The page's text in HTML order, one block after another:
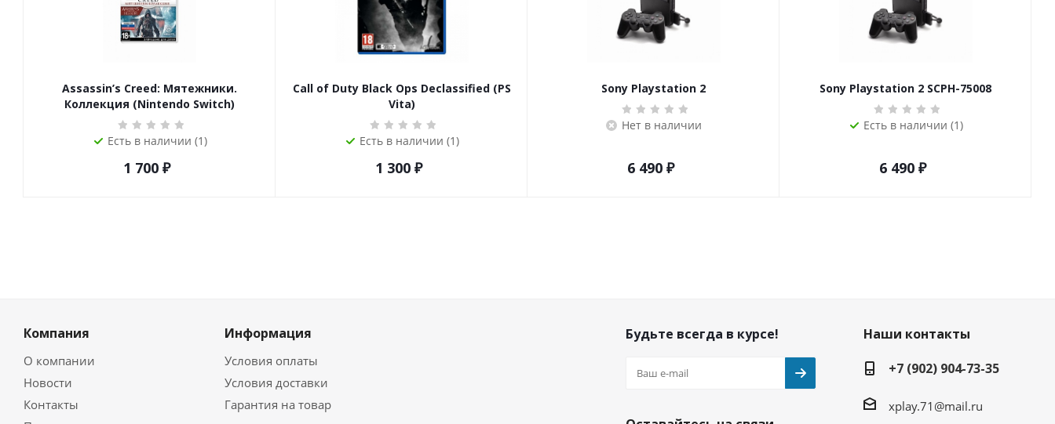
Assassin’s Creed: Мятежники.
Коллекция (Nintendo Switch)
Есть в наличии (1)
1 700 ₽
Call of Duty Black Ops Declassified (PS
Vita)
Есть в наличии (1)
1 300 ₽
Sony Playstation 2
Нет в наличии
6 490 ₽
Sony Playstation 2 SCPH-75008
Есть в наличии (1)
6 490 ₽
Компания
О компании
Новости
Контакты
Информация
Условия оплаты
Условия доставки
Гарантия на товар
Будьте всегда в курсе!
Наши контакты
+7 (902) 904-73-35
xplay.71@mail.ru